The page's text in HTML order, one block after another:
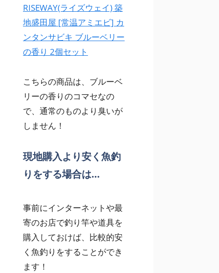
RISEWAY(ライズウェイ) 築
地盛田屋 [常温アミエビ] カ
ンタンサビキ ブルーベリー
の香り 2個セット
こちらの商品は、ブルーベ
リーの香りのコマセなの
で、通常のものより臭いが
しません！
現地購入より安く魚釣
りをする場合は…
事前にインターネットや最
寄のお店で釣り竿や道具を
購入しておけば、比較的安
く魚釣りをすることができ
ます！